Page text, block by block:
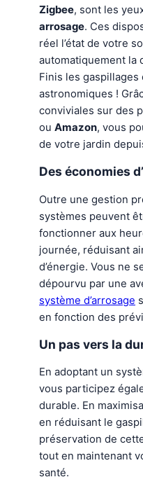
Zigbee, sont les
arrosage. Ces
réel l’état de votre
automatiquement la
Finis les gaspillages
astronomiques !
conviviales sur des
ou Amazon, vous
de votre jardin
Des économies
Outre une gestion
systèmes peuvent
fonctionner aux
journée, réduisant
d’énergie. Vous ne
dépourvu par une
système d’arrosage
en fonction des
Un pas vers la
En adoptant un
vous participez
durable. En
en réduisant le
préservation de
tout en maintenant
santé.